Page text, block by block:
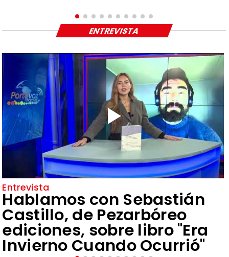
Entrevista
Hablamos con Sebastián
Castillo, de Pezarbóreo
ediciones, sobre libro "Era
Invierno Cuando Ocurrió"
ENTREVISTA